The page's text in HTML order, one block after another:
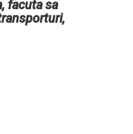
facuta sa